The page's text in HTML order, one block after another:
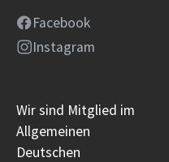
Facebook
Instagram
Wir sind Mitglied im
Allgemeinen
Deutschen